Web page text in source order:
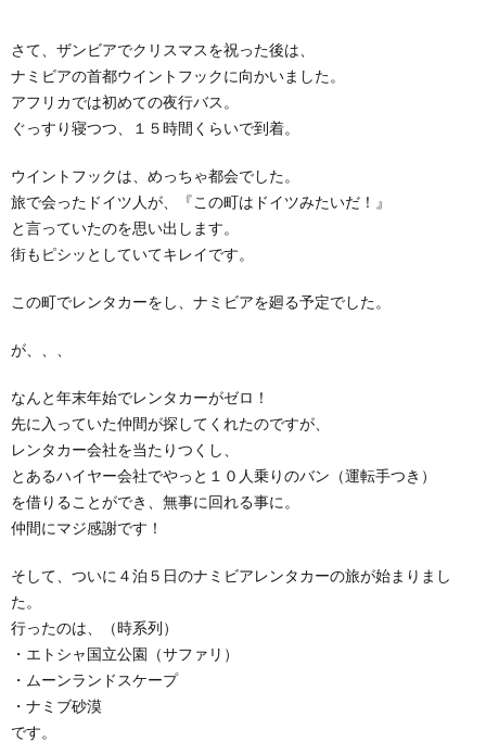
さて、ザンビアでクリスマスを祝った後は、
ナミビアの首都ウイントフックに向かいました。
アフリカでは初めての夜行バス。
ぐっすり寝つつ、１５時間くらいで到着。
ウイントフックは、めっちゃ都会でした。
旅で会ったドイツ人が、『この町はドイツみたいだ！』
と言っていたのを思い出します。
街もピシッとしていてキレイです。
この町でレンタカーをし、ナミビアを廻る予定でした。
が、、、
なんと年末年始でレンタカーがゼロ！
先に入っていた仲間が探してくれたのですが、
レンタカー会社を当たりつくし、
とあるハイヤー会社でやっと１０人乗りのバン（運転手つき）
を借りることができ、無事に回れる事に。
仲間にマジ感謝です！
そして、ついに４泊５日のナミビアレンタカーの旅が始まりまし
た。
行ったのは、（時系列）
・エトシャ国立公園（サファリ）
・ムーンランドスケープ
・ナミブ砂漠
です。